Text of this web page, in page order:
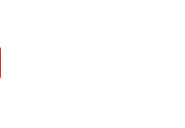
Lốp Ô Tô, Xe Máy 3M-79 (Tròn,